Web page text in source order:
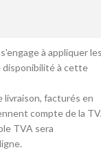
à appliquer les
disponibilité à cette
livraison, facturés en
compte de la
TVA sera